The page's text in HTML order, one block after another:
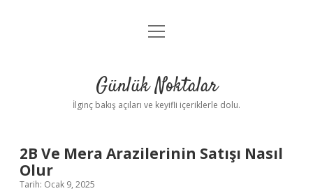
Anasayfa
Yasal Uyarı
menüyü
Günlük Noktalar
İlginç bakış açıları ve keyifli içeriklerle dolu.
2B Ve Mera Arazilerinin Satışı Nasıl
Olur
Tarih: Ocak 9, 2025